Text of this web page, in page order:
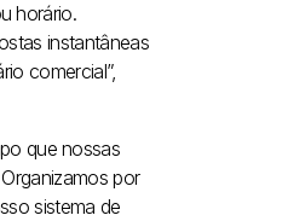
horário.
instantâneas
comercial”,
que nossas
por
sistema de